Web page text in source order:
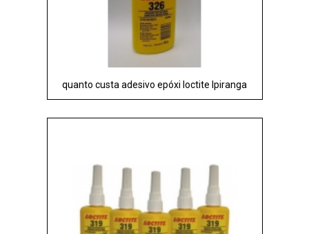
quanto custa adesivo epóxi loctite Ipiranga